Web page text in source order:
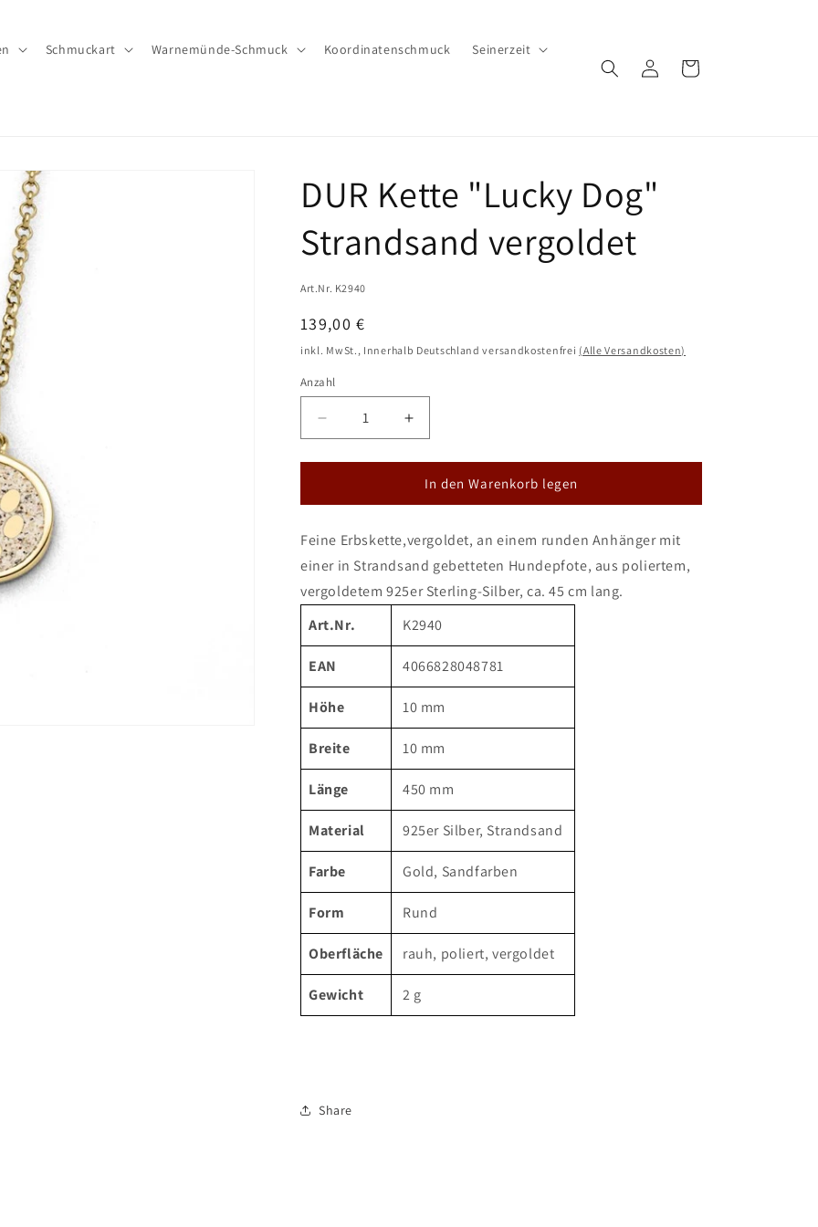
Schmuckart Warnemünde-Schmuck Koordinatenschmuck Seinerzeit
EinloggenWarenkorb
DUR Kette "Lucky Dog"
Strandsand vergoldet
Art.Nr. K2940
Normaler
Preis
139,00 €
inkl. MwSt., Innerhalb Deutschland versandkostenfrei (Alle Versandkosten)
Anzahl
Verringere
die
Menge
DUR
&quot;Lucky
Dog&quot;
vergoldet
Erhöhe
die
Menge
für
DUR
&quot;Lucky
Dog&quot;
Strandsand
vergoldet
In den Warenkorb legen
Feine Erbskette,vergoldet, an einem runden Anhänger mit
einer in Strandsand gebetteten Hundepfote, aus poliertem,
vergoldetem 925er Sterling-Silber, ca. 45 cm lang.
Art.Nr.
K2940
EAN 4066828048781
Höhe 10 mm
Breite 10 mm
Länge 450 mm
Material 925er Silber, Strandsand
Farbe Gold, Sandfarben
Form Rund
Oberfläche rauh, poliert, vergoldet
Gewicht 2 g
Share